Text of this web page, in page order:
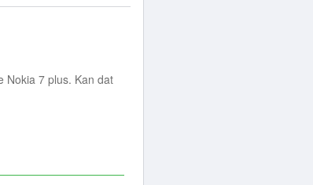
Nokia 7 plus. Kan dat